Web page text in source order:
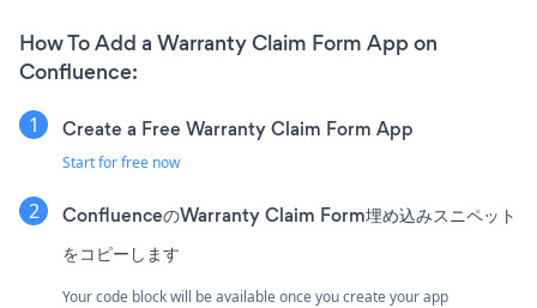
How To Add a Warranty Claim Form App on
Confluence:
Create a Free Warranty Claim Form App
Start for free now
ConfluenceのWarranty Claim Form埋め込みスニペット
をコピーします
Your code block will be available once you create your app